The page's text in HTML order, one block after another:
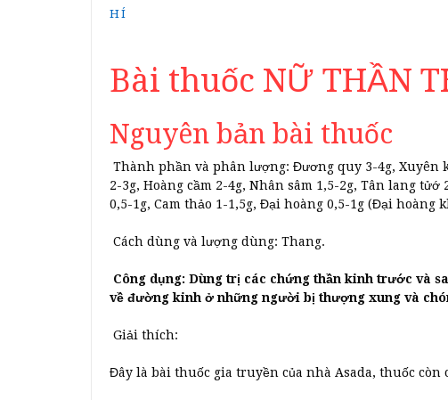
HÍ
Bài thuốc NỮ THẦN
Nguyên bản bài thuốc
Thành phần và phân lượng: Đương quy 3-4g, Xuyên
2-3g, Hoàng cầm 2-4g, Nhân sâm 1,5-2g, Tân lang
0,5-1g, Cam thảo 1-1,5g, Đại hoàng 0,5-1g (Đại hoàng
Cách dùng và lượng dùng: Thang.
Công dụng: Dùng trị các chứng thần kinh trước và
về đường kinh ở những người bị thượng xung và
Giải thích:
Đây là bài thuốc gia truyền của nhà Asada, thuốc